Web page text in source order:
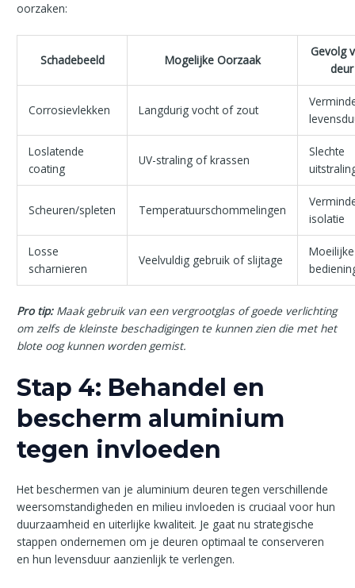
oorzaken:
Schadebeeld Mogelijke Oorzaak
Gevolg
deur
Corrosievlekken Langdurig vocht of zout
Loslatende
coating
UV-straling of krassen
Slechte
Scheuren/spleten Temperatuurschommelingen
isolatie
Losse
scharnieren
Veelvuldig gebruik of slijtage
Moeilijke
Pro tip: Maak gebruik van een vergrootglas of goede verlichting
om zelfs de kleinste beschadigingen te kunnen zien die met het
blote oog kunnen worden gemist.
Stap 4: Behandel en
bescherm aluminium
tegen invloeden
Het beschermen van je aluminium deuren tegen verschillende
weersomstandigheden en milieu invloeden is cruciaal voor hun
duurzaamheid en uiterlijke kwaliteit. Je gaat nu strategische
stappen ondernemen om je deuren optimaal te conserveren
en hun levensduur aanzienlijk te verlengen.